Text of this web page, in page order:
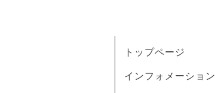
トップページ
インフォメーション